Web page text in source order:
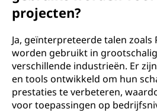
projecten?
Ja, geïnterpreteerde talen zoals
worden gebruikt in
verschillende industrieën. Er
en tools ontwikkeld om hun
prestaties te verbeteren,
voor toepassingen op